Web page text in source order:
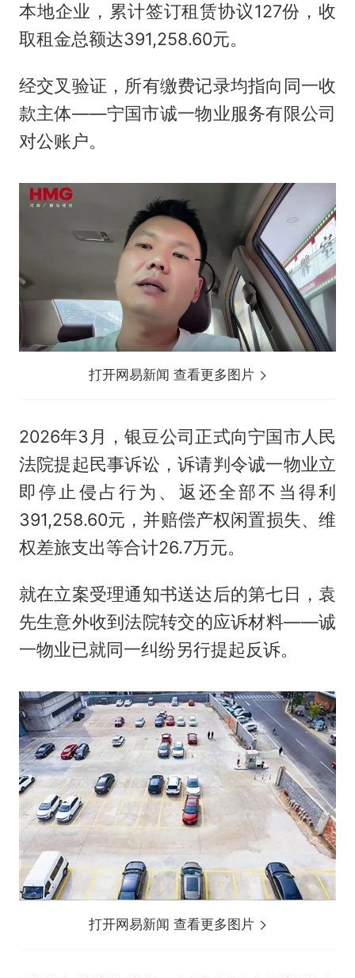
本地企业，累计签订租赁协议127份，收
取租金总额达391,258.60元。
经交叉验证，所有缴费记录均指向同一收
款主体——宁国市诚一物业服务有限公司
对公账户。
打开网易新闻 查看更多图片
2026年3月，银豆公司正式向宁国市人民
法院提起民事诉讼，诉请判令诚一物业立
即停止侵占行为、返还全部不当得利
391,258.60元，并赔偿产权闲置损失、维
权差旅支出等合计26.7万元。
就在立案受理通知书送达后的第七日，袁
先生意外收到法院转交的应诉材料——诚
一物业已就同一纠纷另行提起反诉。
打开网易新闻 查看更多图片